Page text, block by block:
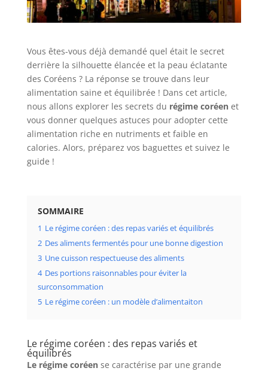
Vous êtes-vous déjà demandé quel était le secret
derrière la silhouette élancée et la peau éclatante
des Coréens ? La réponse se trouve dans leur
alimentation saine et équilibrée ! Dans cet article,
nous allons explorer les secrets du régime coréenet
vous donner quelques astuces pour adopter cette
alimentation riche en nutriments et faible en
calories. Alors, préparez vos baguettes et suivez le
guide !
SOMMAIRE
1 Le régime coréen : des repas variés et équilibrés
2 Des aliments fermentés pour une bonne digestion
3 Une cuisson respectueuse des aliments
4 Des portions raisonnables pour éviter la
surconsommation
5 Le régime coréen : un modèle d’alimentaiton
Le régime coréen : des repas variés et
équilibrés
Le régime coréen se caractérise par une grande